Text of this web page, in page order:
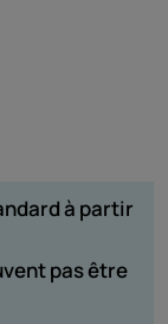
à partir
pas être